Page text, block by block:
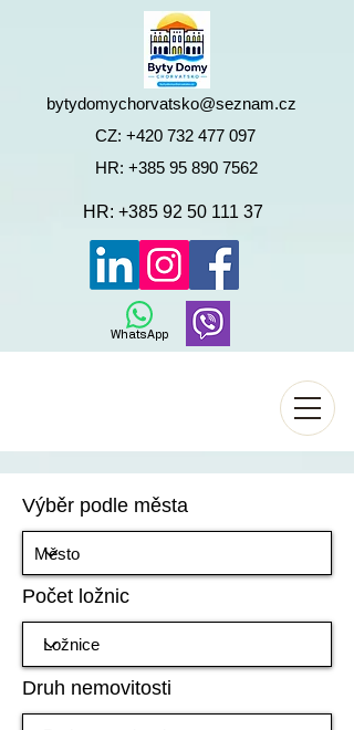
HR: +385 95 890 7562
CZ: +420 732 477 097
WhatsApp
bytydomychorvatsko@seznam.cz
HR: +385 92 50 111 37
Výběr podle města
Počet ložnic
Druh nemovitosti